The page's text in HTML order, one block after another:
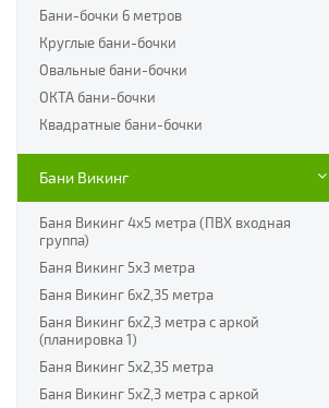
Бани-бочки 6 метров
Круглые бани-бочки
Овальные бани-бочки
ОКТА бани-бочки
Квадратные бани-бочки
Бани Викинг
Баня Викинг 4х5 метра (ПВХ входная
группа)
Баня Викинг 5х3 метра
Баня Викинг 6х2,35 метра
Баня Викинг 6х2,3 метра с аркой
(планировка 1)
Баня Викинг 5х2,35 метра
Баня Викинг 5х2,3 метра с аркой